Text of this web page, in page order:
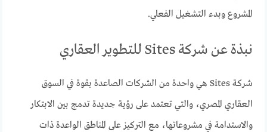
المشروع وبدء التشغيل الفعلي.
نبذة عن شركة Sites للتطوير العقاري
شركة Sites هي واحدة من الشركات الصاعدة بقوة في السوق
العقاري المصري، والتي تعتمد على رؤية جديدة تدمج بين الابتكار
والاستدامة في مشروعاتها، مع التركيز على المناطق الواعدة ذات